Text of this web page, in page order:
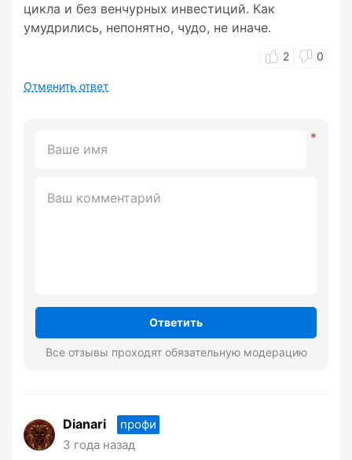
цикла и без венчурных инвестиций. Как
умудрились, непонятно, чудо, не иначе.
Отменить ответ
Ответить
Все отзывы проходят обязательную модерацию
2 0
Dianari
профи
3 года назад